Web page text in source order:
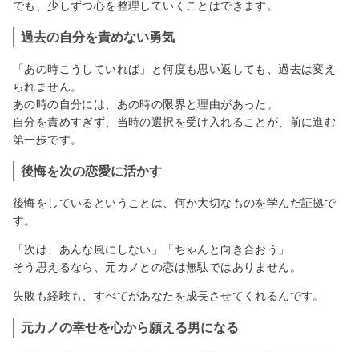
でも、少しずつ心を整理していくことはできます。
過去の自分を責めない勇気
「あの時こうしていれば」と何度も思い返しても、過去は変え
られません。
あの時の自分には、あの時の限界と理由があった。
自分を責めすぎず、当時の選択を受け入れることが、前に進む
第一歩です。
後悔を次の恋愛に活かす
後悔をしているということは、何か大切なものを学んだ証拠で
す。
「次は、あんな風にしない」「ちゃんと向き合おう」
そう思えるなら、元カノとの恋は無駄ではありません。
失敗も経験も、すべてがあなたを成長させてくれるんです。
元カノの幸せを心から願える男になる